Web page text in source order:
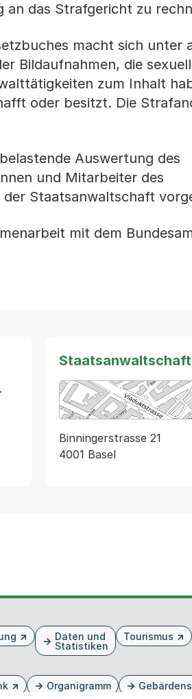
an das Strafgericht zu
macht sich unter
Bildaufnahmen, die
zum Inhalt
oder besitzt. Die
Auswertung des
und Mitarbeiter des
Staatsanwaltschaft
mit dem
Staatsanwaltschaft
Binningerstrasse 21
4001 Basel
Daten und
Statistiken
Tourismus
Organigramm